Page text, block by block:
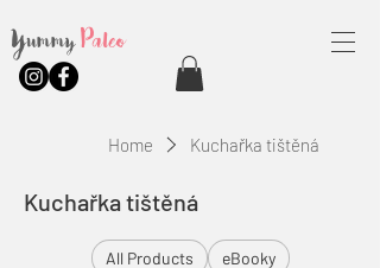
YummyPaleo
Home Kuchařka tištěná
Kuchařka tištěná
All Products eBooky